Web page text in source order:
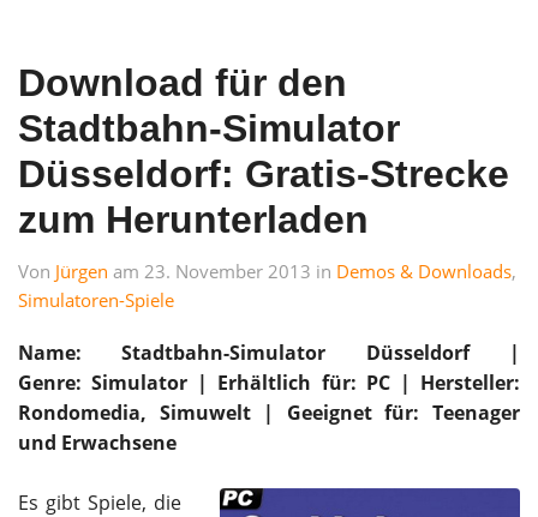
Download für den
Stadtbahn-Simulator
Düsseldorf: Gratis-Strecke
zum Herunterladen
Von Jürgen am 23. November 2013 in Demos & Downloads,
Simulatoren-Spiele
Name: Stadtbahn-Simulator Düsseldorf |
Genre: Simulator | Erhältlich für: PC | Hersteller:
Rondomedia, Simuwelt | Geeignet für: Teenager
und Erwachsene
Es gibt Spiele, die